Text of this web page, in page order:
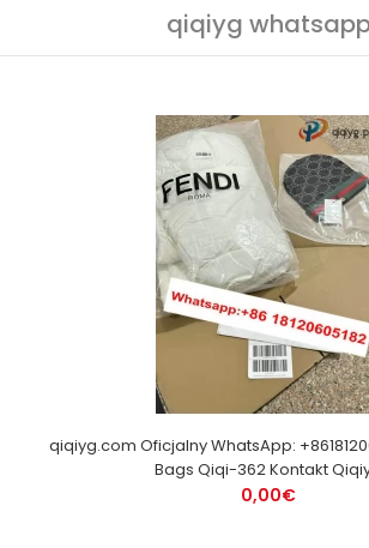
qiqiyg
qiqiyg.com Oficjalny WhatsApp:
Bags Qiqi-362 Kontakt
0,00€